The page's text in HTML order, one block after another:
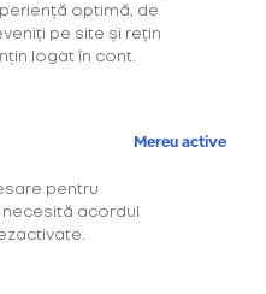
Produse destinate
peste 18 ani.
optimă, de
pe site și rețin
logat în cont.
Mereu active
pentru
acordul